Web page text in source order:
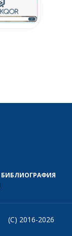
БИБЛИОГРАФИЯ
(C) 2016-2026